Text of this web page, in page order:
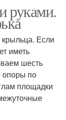
руками.
Если
иметь
шесть
опоры по
площадки